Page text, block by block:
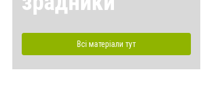
Всі матеріали тут